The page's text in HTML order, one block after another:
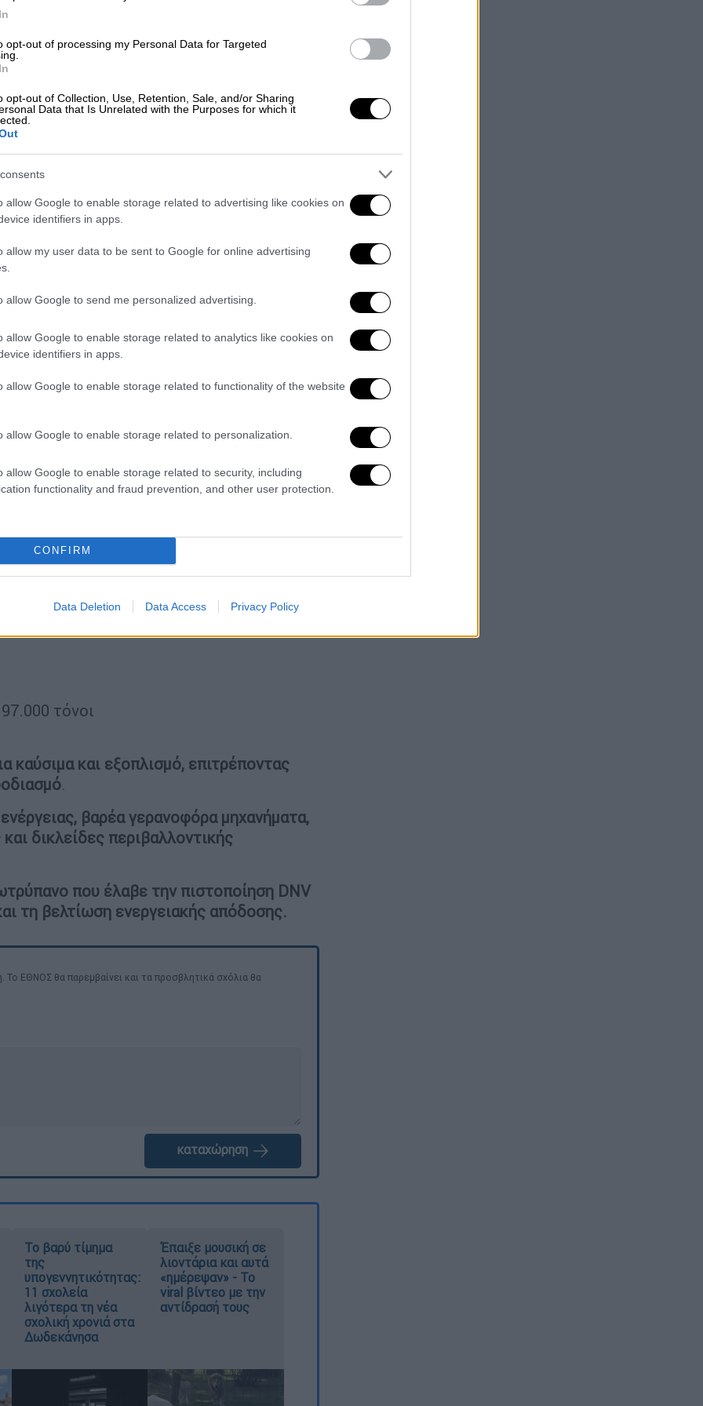
opt-out of processing my Personal Data for Targeted
opt-out of Collection, Use, Retention, Sale, and/or Sharing
Data that Is Unrelated with the Purposes for which it
allow Google to enable storage related to advertising like cookies on
identifiers in apps.
allow my user data to be sent to Google for online advertising
allow Google to send me personalized advertising.
allow Google to enable storage related to analytics like cookies on
identifiers in apps.
allow Google to enable storage related to functionality of the website
allow Google to enable storage related to personalization.
allow Google to enable storage related to security, including
functionality and fraud prevention, and other user protection.
CONFIRM
Data Deletion Data Access Privacy Policy
προχωρά στην υλοποίηση της
του 2027, από το Stena DrillMAX.
6ης γενιάς, κατασκευασμένο το
λειτουργεί από την εταιρεία Stena
ομάδα πλοίων υψηλών προδιαγραφών που
της υπεράκτιας γεώτρησης.
Stena DrillMAX είναι ηικανότητά του να
σχεδιαστεί για να επιχειρεί σε βάθη νερού
γεωτρήσεις σε βάθη έως
επιτρέποντας την πρόσβαση σε
τεχνολογικά
προπέλες ελεγχόμενες από
του χωρίς αγκυροβόληση
ταυτόχρονες εργασίες
το κόστος, μια λειτουργία γνωστή ως
ασφαλείας το οποίο ελέγχει την πίεση
ανάγκης, αποτρέποντας ανεξέλεγκτες
Στο πλαίσιο της αυξημένης
τήρησης αυστηρότερων κανόνων τέτοιες
τόνοι
καύσιμα και εξοπλισμό, επιτρέποντας
.
βαρέα γερανοφόρα μηχανήματα,
δικλείδες περιβαλλοντικής
που έλαβε την πιστοποίηση DNV
τη βελτίωση ενεργειακής απόδοσης.
ΕΘΝΟΣ θα παρεμβαίνει και τα προσβλητικά σχόλια θα
καταχώρηση
Το βαρύ τίμημα
της
υπογεννητικότητας:
11 σχολεία
λιγότερα τη νέα
σχολική χρονιά στα
Δωδεκάνησα
Έπαιξε μουσική σε
λιοντάρια και αυτά
«ημέρεψαν» - Το
viral βίντεο με την
αντίδρασή τους